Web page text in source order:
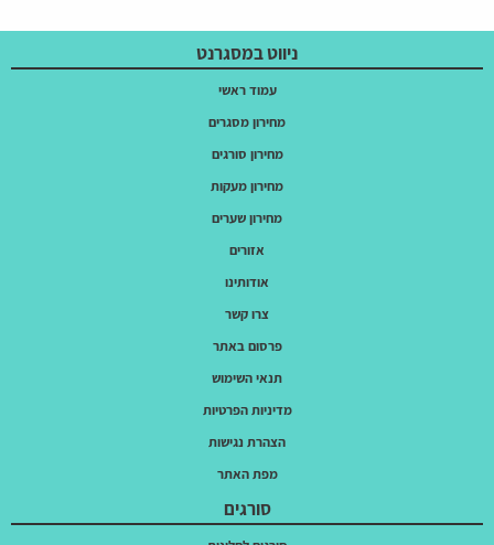
ניווט במסגרנט
עמוד ראשי
מחירון מסגרים
מחירון סורגים
מחירון מעקות
מחירון שערים
אזורים
אודותינו
צרו קשר
פרסום באתר
תנאי השימוש
מדיניות הפרטיות
הצהרת נגישות
מפת האתר
סורגים